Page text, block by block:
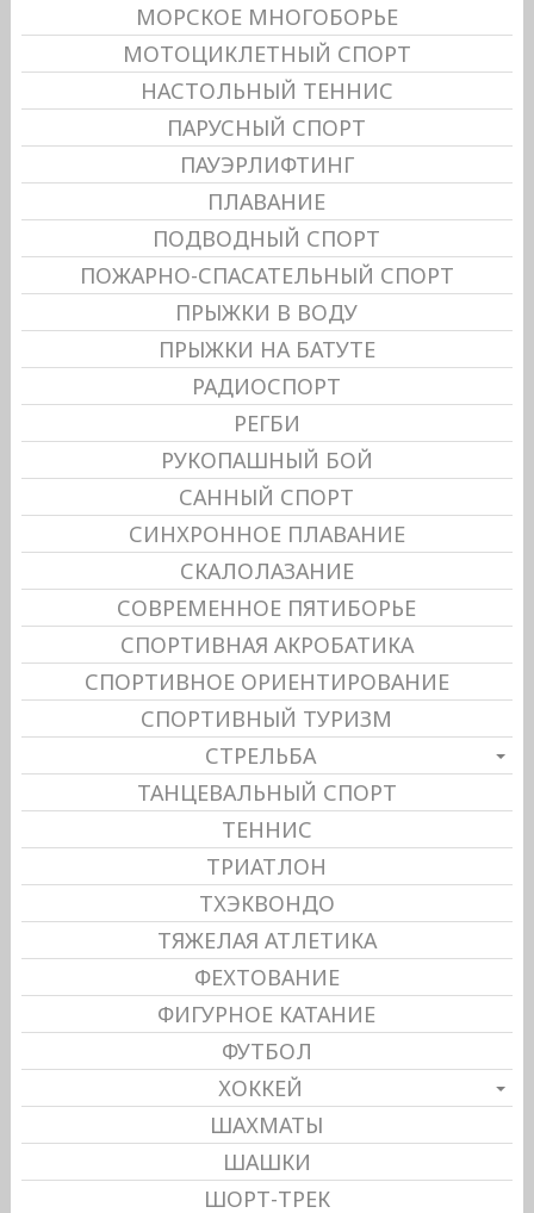
МОРСКОЕ МНОГОБОРЬЕ
МОТОЦИКЛЕТНЫЙ СПОРТ
НАСТОЛЬНЫЙ ТЕННИС
ПАРУСНЫЙ СПОРТ
ПАУЭРЛИФТИНГ
ПЛАВАНИЕ
ПОДВОДНЫЙ СПОРТ
ПОЖАРНО-СПАСАТЕЛЬНЫЙ СПОРТ
ПРЫЖКИ В ВОДУ
ПРЫЖКИ НА БАТУТЕ
РАДИОСПОРТ
РЕГБИ
РУКОПАШНЫЙ БОЙ
САННЫЙ СПОРТ
СИНХРОННОЕ ПЛАВАНИЕ
СКАЛОЛАЗАНИЕ
СОВРЕМЕННОЕ ПЯТИБОРЬЕ
СПОРТИВНАЯ АКРОБАТИКА
СПОРТИВНОЕ ОРИЕНТИРОВАНИЕ
СПОРТИВНЫЙ ТУРИЗМ
СТРЕЛЬБА
ТАНЦЕВАЛЬНЫЙ СПОРТ
ТЕННИС
ТРИАТЛОН
ТХЭКВОНДО
ТЯЖЕЛАЯ АТЛЕТИКА
ФЕХТОВАНИЕ
ФИГУРНОЕ КАТАНИЕ
ФУТБОЛ
ХОККЕЙ
ШАХМАТЫ
ШАШКИ
ШОРТ-ТРЕК